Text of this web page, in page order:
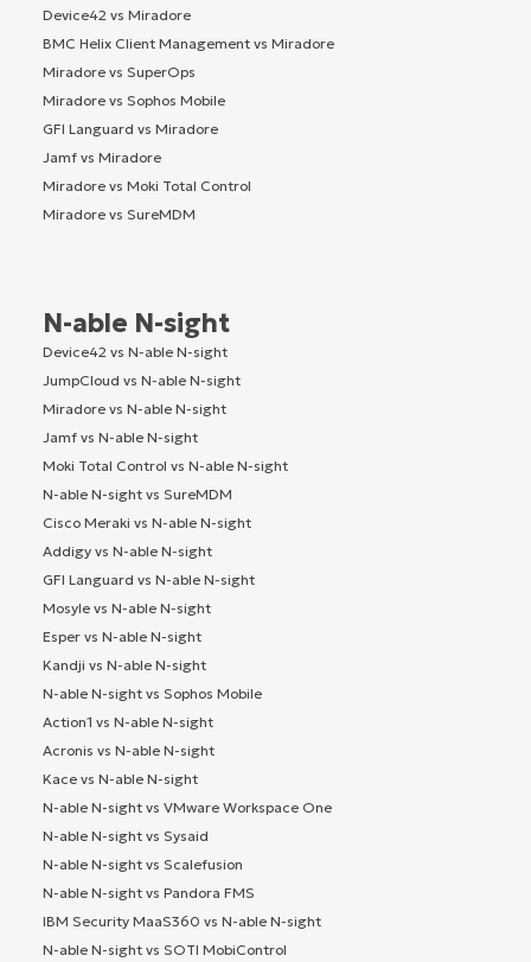
Device42 vs Miradore
BMC Helix Client Management vs Miradore
Miradore vs SuperOps
Miradore vs Sophos Mobile
GFI Languard vs Miradore
Jamf vs Miradore
Miradore vs Moki Total Control
Miradore vs SureMDM
N-able N-sight
Device42 vs N-able N-sight
JumpCloud vs N-able N-sight
Miradore vs N-able N-sight
Jamf vs N-able N-sight
Moki Total Control vs N-able N-sight
N-able N-sight vs SureMDM
Cisco Meraki vs N-able N-sight
Addigy vs N-able N-sight
GFI Languard vs N-able N-sight
Mosyle vs N-able N-sight
Esper vs N-able N-sight
Kandji vs N-able N-sight
N-able N-sight vs Sophos Mobile
Action1 vs N-able N-sight
Acronis vs N-able N-sight
Kace vs N-able N-sight
N-able N-sight vs VMware Workspace One
N-able N-sight vs Sysaid
N-able N-sight vs Scalefusion
N-able N-sight vs Pandora FMS
IBM Security MaaS360 vs N-able N-sight
N-able N-sight vs SOTI MobiControl